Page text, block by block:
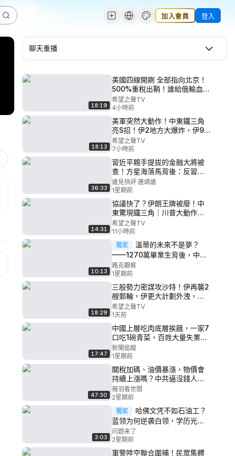
加入會員 登入
聊天重播
18:19
美國四線開鍘 全部指向北京！
500%重稅出鞘！誰給俄輸血誰
就挨刀！【全球視野】
希望之聲TV
4小時前
18:13
美軍突然大動作！中東鐵三角
亮S招！伊2地方大爆炸，伊9
億瞬間蒸發；硅谷配合中共被
批賣國；全中國只抓一個河南
人！ 習被逼勸立儲下台？【北
美新聞】
希望之聲TV
7小時前
36:33
習近平親手提拔的金融大將被
查！方星海落馬背後：反習派
清洗「錢袋子」 自斷臂膀還是
權力已被架空？【每日直播精
華】遠見快評｜2026.07.25 @
靖遠開講#美伊战争 #川普 #中
共內鬥
遠見快評 唐靖遠
1星期前
14:31
協議快了？伊朗王牌被廢！中
東驚現鐵三角｜川普大動作！
關鍵資源、簽證、國籍再加碼
【每日頭條】
希望之聲TV
11小時前
10:13
獨家
溫蒂的未來不是夢？
——1270萬畢業生背後，中共
正在耗盡一整代人｜讀懂社會
信號 拆解事件結構【#路克觀
察 第42期】
路克觀察
1星期前
18:29
三股勢力密謀攻沙特！伊再襲2
艘郵輪，伊更大計劃外洩，中
共全民大搶劫！中國8000億出
逃；要坐牢？福西真慌了；川
普發重磅政府令！誰敢來美生
寶兒【北美新聞】
希望之聲TV
1天前
17:47
中國上層吃肉底層挨餓，一家7
口吃1碗青菜，百姓大量失業被
迫露宿街頭，剝削嚴重時薪低
至10元小時，2026年是最難的
一年也是以後最好的一年
新聞追蹤
1星期前
47:30
關稅加碼、油價暴漲，物價會
持續上漲嗎？中共逼沒錢人消
費有多荒謬？2026下半年普通
人應該買黃金還是存美金？｜
嘉賓 吳嘉隆｜【薇語雙談】
20260724
薇羽看世間
2星期前
3:03
獨家
哈佛文凭不如石油工？
蓝领为何逆袭白领，学历光环
正在失效？藤校神话为何被戳
破？美国精英价值观正在重
塑？《问题来了》20260724
问题来了
2星期前
軍警陸空聯合圍捕！民眾集體